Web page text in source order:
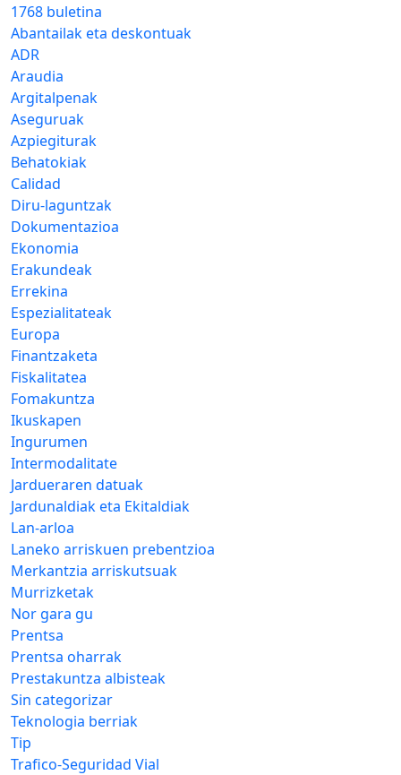
1768 buletina
Abantailak eta deskontuak
ADR
Araudia
Argitalpenak
Aseguruak
Azpiegiturak
Behatokiak
Calidad
Diru-laguntzak
Dokumentazioa
Ekonomia
Erakundeak
Errekina
Espezialitateak
Europa
Finantzaketa
Fiskalitatea
Fomakuntza
Ikuskapen
Ingurumen
Intermodalitate
Jardueraren datuak
Jardunaldiak eta Ekitaldiak
Lan-arloa
Laneko arriskuen prebentzioa
Merkantzia arriskutsuak
Murrizketak
Nor gara gu
Prentsa
Prentsa oharrak
Prestakuntza albisteak
Sin categorizar
Teknologia berriak
Tip
Trafico-Seguridad Vial